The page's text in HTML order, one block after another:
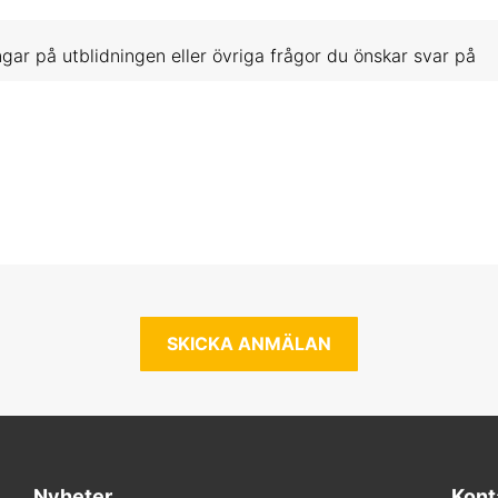
2027 Online
2026 Uppsala
på utblidningen eller övriga frågor du önskar svar på